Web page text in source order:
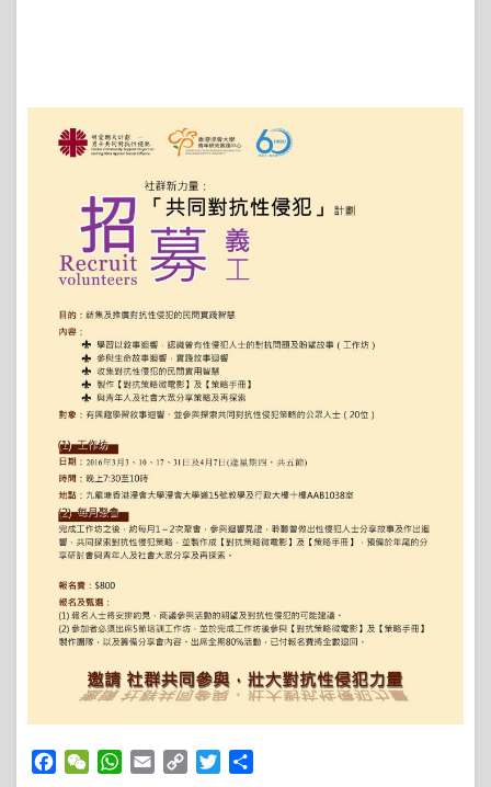
Facebook
WeChatWhatsApp
Email Copy
Twitter